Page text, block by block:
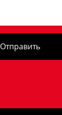
Отправить